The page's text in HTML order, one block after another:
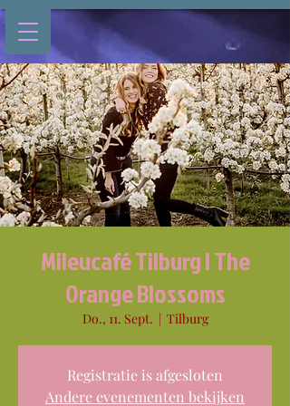
Mileucafé Tilburg | The
Orange Blossoms
Do., 11. Sept.
  |
Tilburg
Registratie is afgesloten
Andere evenementen bekijken